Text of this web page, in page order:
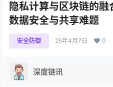
隐私计算与区块链的
数据安全与共享难题
安全防御 25年4月7日 0
深度链讯